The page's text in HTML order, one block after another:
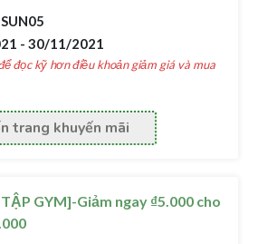
- 30/11/2021
đọc kỹ hơn điều khoản giảm giá và mua
trang khuyến mãi
GYM]-Giảm ngay ₫5.000 cho